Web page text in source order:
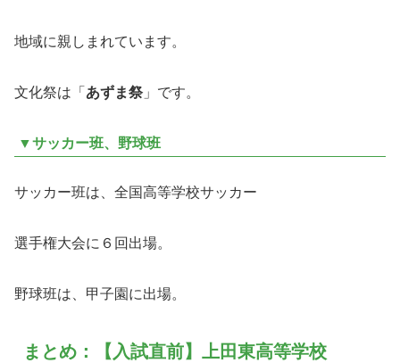
地域に親しまれています。
文化祭は「 あずま祭 」です。
▼サッカー班、野球班
サッカー班は、全国高等学校サッカー
選手権大会に６回出場。
野球班は、甲子園に出場。
まとめ：【入試直前】上田東高等学校